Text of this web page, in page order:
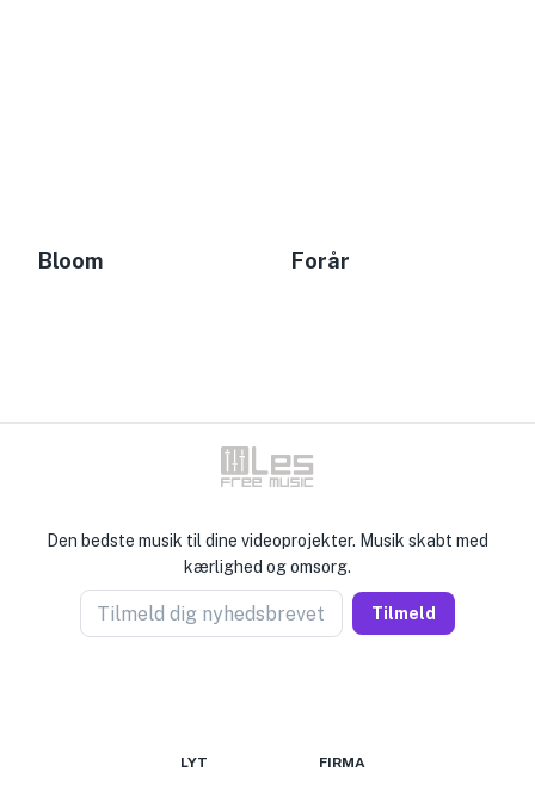
Bloom Forår
Den bedste musik til dine videoprojekter. Musik skabt med
kærlighed og omsorg.
Tilmeld dig nyhedsbrevet Tilmeld
LYT FIRMA